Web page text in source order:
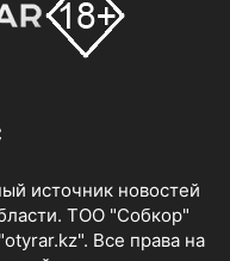
источник новостей
ТОО "Собкор"
Все права на